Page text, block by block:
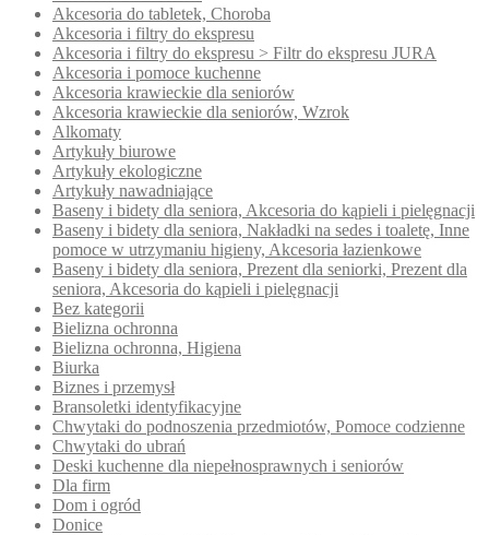
Akcesoria do tabletek, Choroba
Akcesoria i filtry do ekspresu
Akcesoria i filtry do ekspresu > Filtr do ekspresu JURA
Akcesoria i pomoce kuchenne
Akcesoria krawieckie dla seniorów
Akcesoria krawieckie dla seniorów, Wzrok
Alkomaty
Artykuły biurowe
Artykuły ekologiczne
Artykuły nawadniające
Baseny i bidety dla seniora, Akcesoria do kąpieli i pielęgnacji
Baseny i bidety dla seniora, Nakładki na sedes i toaletę, Inne
pomoce w utrzymaniu higieny, Akcesoria łazienkowe
Baseny i bidety dla seniora, Prezent dla seniorki, Prezent dla
seniora, Akcesoria do kąpieli i pielęgnacji
Bez kategorii
Bielizna ochronna
Bielizna ochronna, Higiena
Biurka
Biznes i przemysł
Bransoletki identyfikacyjne
Chwytaki do podnoszenia przedmiotów, Pomoce codzienne
Chwytaki do ubrań
Deski kuchenne dla niepełnosprawnych i seniorów
Dla firm
Dom i ogród
Donice